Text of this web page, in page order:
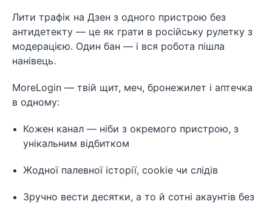
Лити трафік на Дзен з одного пристрою без
антидетекту — це як грати в російську рулетку з
модерацією. Один бан — і вся робота пішла
нанівець.
MoreLogin — твій щит, меч, бронежилет і аптечка
в одному:
Кожен канал — ніби з окремого пристрою, з
унікальним відбитком
Жодної палевної історії, cookie чи слідів
Зручно вести десятки, а то й сотні акаунтів без